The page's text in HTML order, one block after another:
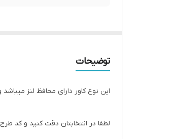
توضیحات
این نوع کاور دارای محافظ لنز میباشد و دارای 10 طرح بسیار زیبا و جنس دور قاب ژله ای سیلیکون و جنس پشت قاب
لطفا در انتخابتان دقت کنید و کد